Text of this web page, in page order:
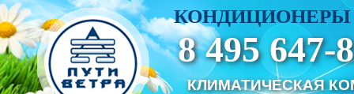
КОНДИЦИОНЕРЫ
8 495 647-
КЛИМАТИЧЕСКАЯ